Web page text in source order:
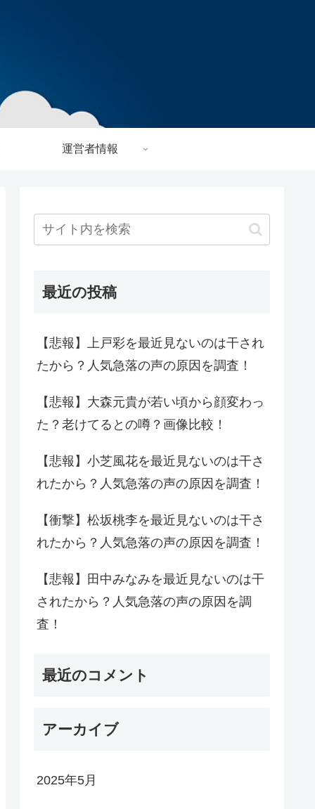
運営者情報
最近の投稿
【悲報】上戸彩を最近見ないのは干され
たから？人気急落の声の原因を調査！
【悲報】大森元貴が若い頃から顔変わっ
た？老けてるとの噂？画像比較！
【悲報】小芝風花を最近見ないのは干さ
れたから？人気急落の声の原因を調査！
【衝撃】松坂桃李を最近見ないのは干さ
れたから？人気急落の声の原因を調査！
【悲報】田中みなみを最近見ないのは干
されたから？人気急落の声の原因を調
査！
最近のコメント
アーカイブ
2025年5月